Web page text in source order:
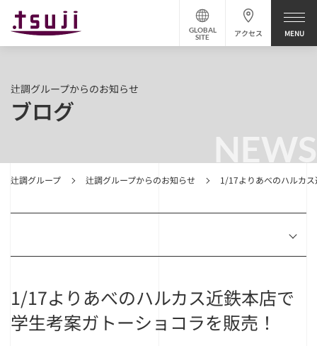
アクセス
GLOBAL
SITE
NEWS
辻調グループ 辻調グループからのお知らせ 1/17よりあべのハルカ
辻調グループからのお知らせ
ブログ
1/17よりあべのハルカス近鉄本店で
学生考案ガトーショコラを販売！